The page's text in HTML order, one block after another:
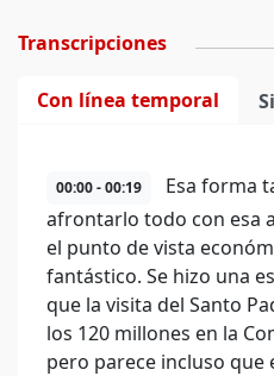
Transcripciones
Con línea temporal
00:00 - 00:19
Esa forma
afrontarlo todo con esa
el punto de vista
fantástico. Se hizo una
que la visita del Santo
los 120 millones en la
pero parece incluso que